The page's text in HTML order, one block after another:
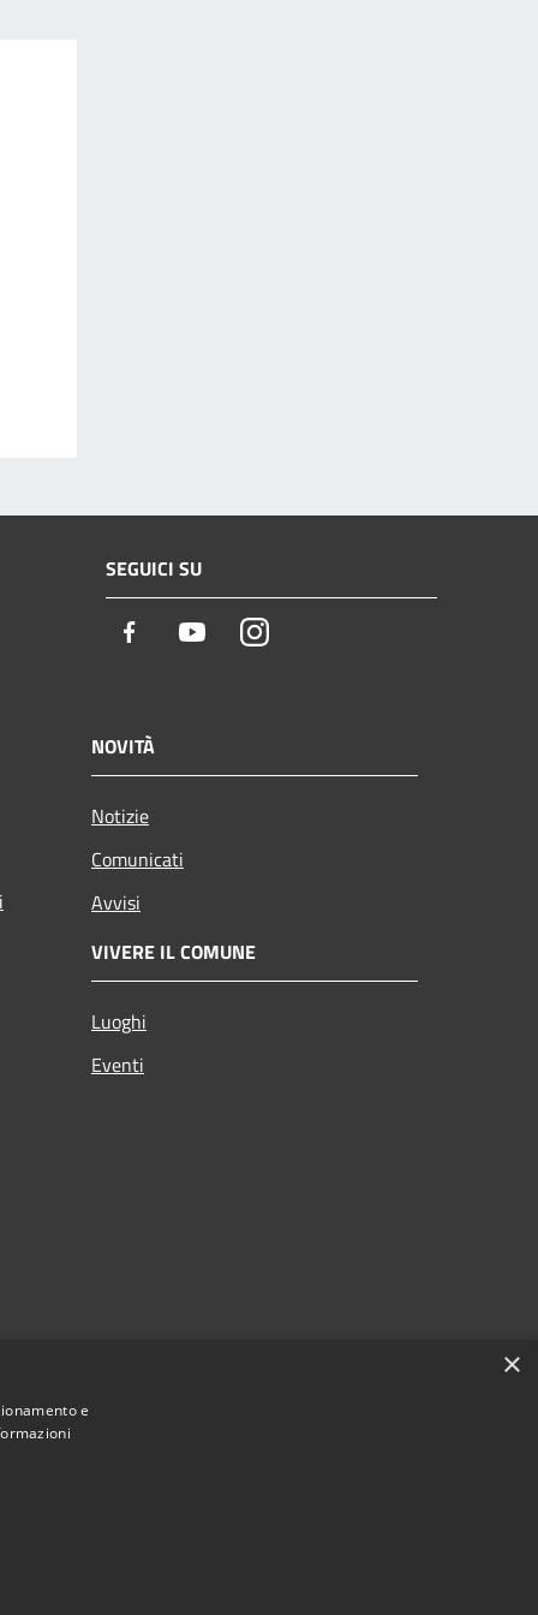
SEGUICI SU
Facebook YoutubeInstagram
NOVITÀ
Notizie
Comunicati
Avvisi
VIVERE IL COMUNE
Luoghi
Eventi
×
e